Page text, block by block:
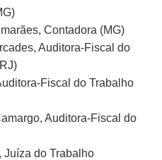
Contadora (MG)
Auditora-Fiscal do
Fiscal do Trabalho
Auditora-Fiscal do
Juíza do Trabalho